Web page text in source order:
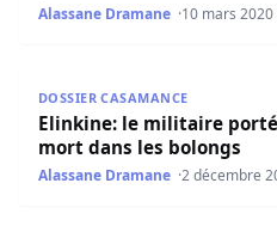
Alassane Dramane 10 mars 2020
DOSSIER CASAMANCE
Elinkine: le militaire
mort dans les bolongs
Alassane Dramane 2 décembre